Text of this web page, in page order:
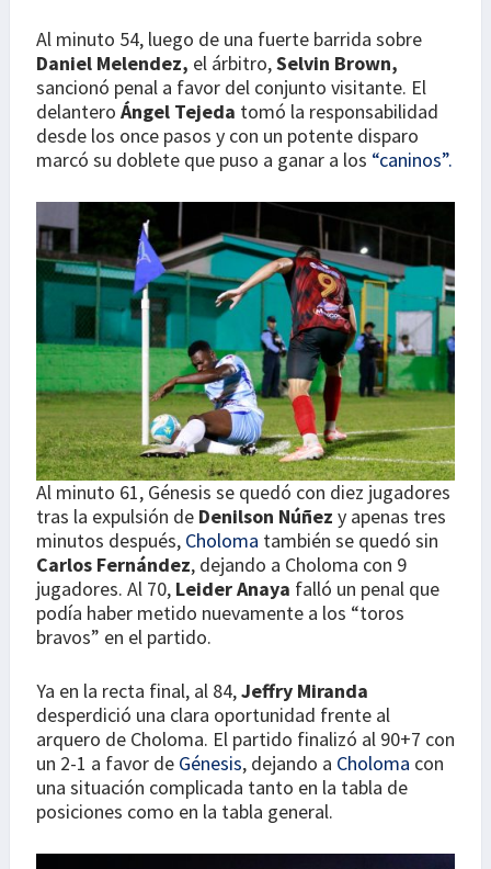
Al minuto 54, luego de una fuerte barrida sobre
Daniel Melendez, el árbitro,Selvin Brown,
sancionó penal a favor del conjunto visitante. El
delantero Ángel Tejeda tomó la responsabilidad
desde los once pasos y con un potente disparo
marcó su doblete que puso a ganar a los “caninos”.
Al minuto 61, Génesis se quedó con diez jugadores
tras la expulsión de Denilson Núñez y apenas tres
minutos después, Choloma también se quedó sin
Carlos Fernández, dejando a Choloma con 9
jugadores. Al 70, Leider Anaya falló un penal que
podía haber metido nuevamente a los “toros
bravos” en el partido.
Ya en la recta final, al 84,Jeffry Miranda
desperdició una clara oportunidad frente al
arquero de Choloma. El partido finalizó al 90+7 con
un 2-1 a favor de Génesis, dejando a Choloma con
una situación complicada tanto en la tabla de
posiciones como en la tabla general.